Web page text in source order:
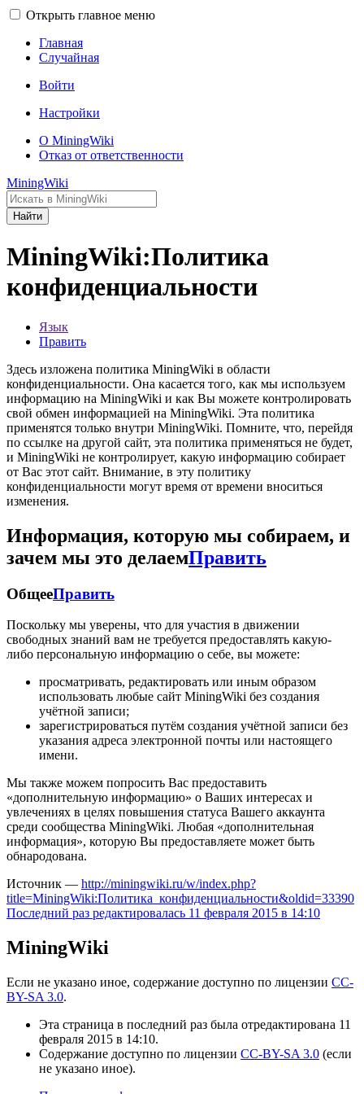
Открыть главное меню
Главная
Случайная
Войти
Настройки
О MiningWiki
Отказ от ответственности
MiningWiki
Найти
MiningWiki:Политика
конфиденциальности
Язык
Править
Здесь изложена политика MiningWiki в области
конфиденциальности. Она касается того, как мы используем
информацию на MiningWiki и как Вы можете контролировать
свой обмен информацией на MiningWiki. Эта политика
применятся только внутри MiningWiki. Помните, что, перейдя
по ссылке на другой сайт, эта политика применяться не будет,
и MiningWiki не контролирует, какую информацию собирает
от Вас этот сайт. Внимание, в эту политику
конфиденциальности могут время от времени вноситься
изменения.
Информация, которую мы собираем, и
зачем мы это делаемПравить
ОбщееПравить
Поскольку мы уверены, что для участия в движении
свободных знаний вам не требуется предоставлять какую-
либо персональную информацию о себе, вы можете:
просматривать, редактировать или иным образом
использовать любые сайт MiningWiki без создания
учётной записи;
зарегистрироваться путём создания учётной записи без
указания адреса электронной почты или настоящего
имени.
Мы также можем попросить Вас предоставить
«дополнительную информацию» о Ваших интересах и
увлечениях в целях повышения статуса Вашего аккаунта
среди сообщества MiningWiki. Любая «дополнительная
информация», которую Вы предоставляете может быть
обнародована.
Источник — http://miningwiki.ru/w/index.php?
title=MiningWiki:Политика_конфиденциальности&oldid=33390
Последний раз редактировалась 11 февраля 2015 в 14:10
MiningWiki
Если не указано иное, содержание доступно по лицензии CC-
BY-SA 3.0.
Эта страница в последний раз была отредактирована 11
февраля 2015 в 14:10.
Содержание доступно по лицензии CC-BY-SA 3.0 (если
не указано иное).